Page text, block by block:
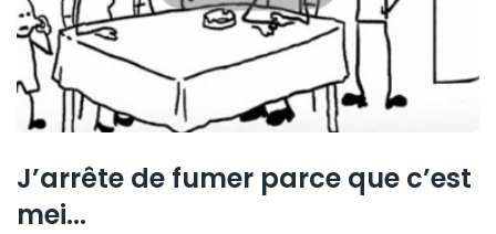
J’arrête de fumer parce que c’est
mei...